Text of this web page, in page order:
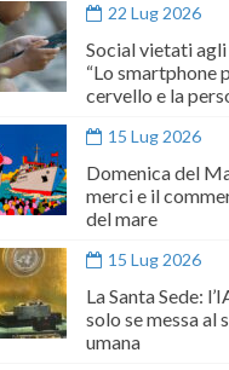
22 Lug 2026
Social vietati
“Lo smartphone
cervello e la
15 Lug 2026
Domenica del
merci e il
del mare
15 Lug 2026
La Santa Sede:
solo se messa al
umana